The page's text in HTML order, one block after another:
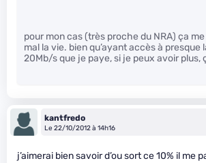
pour mon cas (très proche du NRA) ça
mal la vie. bien qu’ayant accès à presque
20Mb/s que je paye, si je peux avoir plus,
kantfredo
Le 22/10/2012 à 14h16
j’aimerai bien savoir d’ou sort ce 10% il me